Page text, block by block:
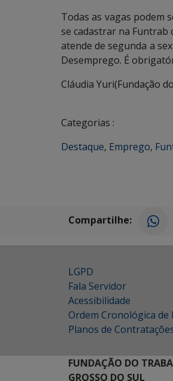
Todas as vagas podem
se cadastrar na Funtrab
atende de segunda a
Desemprego. É
Cláudia Yuri(Fundação
Categorias :
Destaque, Emprego,
Compartilhe:
LGPD
Fala Servidor
Acessibilidade
Ordem Cronológica de
Planos de
FUNDAÇÃO DO
GROSSO DO SUL